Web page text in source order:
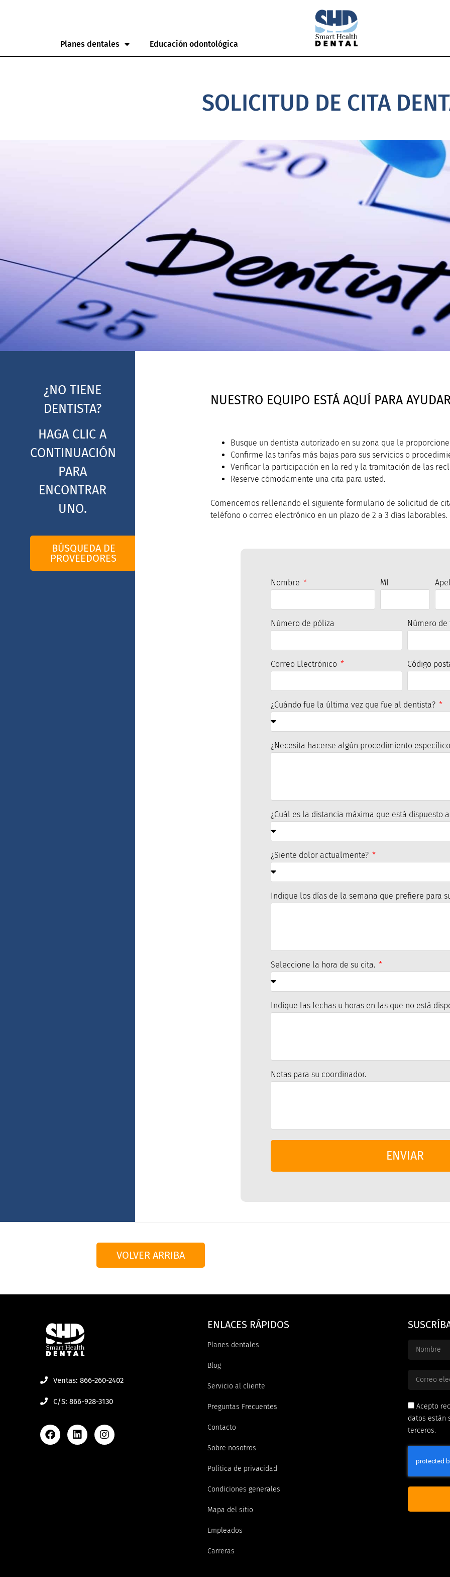
Planes dentales Educación odontológica
SOLICITUD DE CITA
¿NO TIENE
DENTISTA?
HAGA CLIC A
CONTINUACIÓN
PARA
ENCONTRAR
UNO.
BÚSQUEDA DE
PROVEEDORES
NUESTRO EQUIPO ESTÁ AQUÍ PARA
Busque un dentista autorizado en su zona que le
Confirme las tarifas más bajas para sus servicios o
Verificar la participación en la red y la tramitación de las
Reserve cómodamente una cita para usted.
Comencemos rellenando el siguiente formulario de solicitud de
teléfono o correo electrónico en un plazo de 2 a 3 días laborables.
Nombre MI
Número de póliza Número
Correo Electrónico Código
¿Cuándo fue la última vez que fue al dentista?
¿Necesita hacerse algún procedimiento
¿Cuál es la distancia máxima que está dispuesto
¿Siente dolor actualmente?
Indique los días de la semana que prefiere para
Seleccione la hora de su cita.
Indique las fechas u horas en las que no está
Notas para su coordinador.
ENVIAR
VOLVER ARRIBA
Ventas: 866-260-2402
C/S: 866-928-3130
ENLACES RÁPIDOS
Planes dentales
Blog
Servicio al cliente
Preguntas Frecuentes
Contacto
Sobre nosotros
Política de privacidad
Condiciones generales
Mapa del sitio
Empleados
Carreras
Acepto
datos están
terceros.